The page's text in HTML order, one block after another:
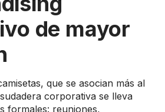
de mayor
que se asocian más al
corporativa se lleva
formales: reuniones,